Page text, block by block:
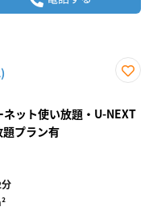
り登
録
ネット使い放題・U-NEXT
プラン有